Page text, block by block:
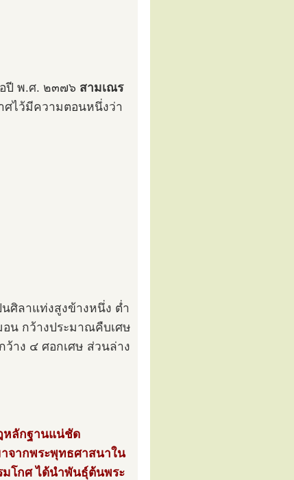
อปี พ.ศ. ๒๓๗๖ สามเณร
ศไว้มีความตอนหนึ่งว่า
ศิลาแท่งสูงข้างหนึ่ง ต่ำ
น กว้างประมาณคืบเศษ
าง ๔ ศอกเศษ ส่วนล่าง
หลักฐานแน่ชัด
จากพระพุทธศาสนาใน
มโกศ ได้นำพันธุ์ต้นพระ